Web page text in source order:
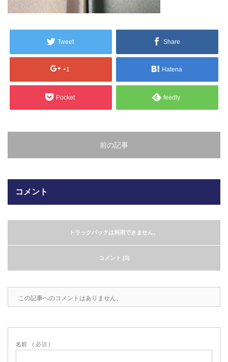
Tweet Share
+1 Hatena
Pocket feedly
前の記事
コメント
トラックバックは利用できません。
コメント (0)
この記事へのコメントはありません。
名前 ( 必須 )
会社案内/カタログ
カビこんばいカタログ（PDF）
MFライニングカタログ（PDF）
ガラスクロスHT-FLカタログ（PDF）
2023.10.20
今まで使用が出来ないとされていた小
型ベルトコンベアでも使用可能なフッ
素樹脂ベルトを開発…
トタイプのコンベアーベルトです。ベ
2022.6.10
えています。今一番多い問い合わせ
2022.6.6
印刷塗工工程で溶剤系塗料をご使用の